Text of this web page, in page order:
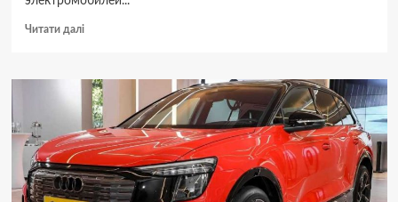
Читати даліДокладніше
Model
Обзор
на
компактный
электрокроссовер
от